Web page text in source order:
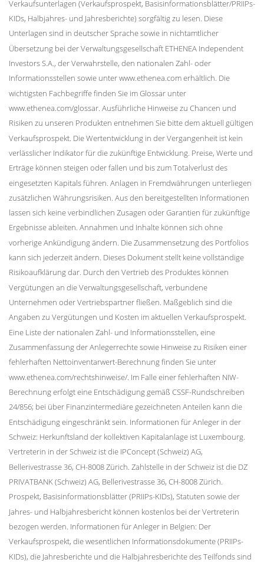
Verkaufsunterlagen (Verkaufsprospekt, Basisinformationsblätter/PRIIPs-
KIDs, Halbjahres- und Jahresberichte) sorgfältig zu lesen. Diese
Unterlagen sind in deutscher Sprache sowie in nichtamtlicher
Übersetzung bei der Verwaltungsgesellschaft ETHENEA Independent
Investors S.A., der Verwahrstelle, den nationalen Zahl- oder
Informationsstellen sowie unter www.ethenea.com erhältlich. Die
wichtigsten Fachbegriffe finden Sie im Glossar unter
www.ethenea.com/glossar. Ausführliche Hinweise zu Chancen und
Risiken zu unseren Produkten entnehmen Sie bitte dem aktuell gültigen
Verkaufsprospekt. Die Wertentwicklung in der Vergangenheit ist kein
verlässlicher Indikator für die zukünftige Entwicklung. Preise, Werte und
Erträge können steigen oder fallen und bis zum Totalverlust des
eingesetzten Kapitals führen. Anlagen in Fremdwährungen unterliegen
zusätzlichen Währungsrisiken. Aus den bereitgestellten Informationen
lassen sich keine verbindlichen Zusagen oder Garantien für zukünftige
Ergebnisse ableiten. Annahmen und Inhalte können sich ohne
vorherige Ankündigung ändern. Die Zusammensetzung des Portfolios
kann sich jederzeit ändern. Dieses Dokument stellt keine vollständige
Risikoaufklärung dar. Durch den Vertrieb des Produktes können
Vergütungen an die Verwaltungsgesellschaft, verbundene
Unternehmen oder Vertriebspartner fließen. Maßgeblich sind die
Angaben zu Vergütungen und Kosten im aktuellen Verkaufsprospekt.
Eine Liste der nationalen Zahl- und Informationsstellen, eine
Zusammenfassung der Anlegerrechte sowie Hinweise zu Risiken einer
fehlerhaften Nettoinventarwert-Berechnung finden Sie unter
www.ethenea.com/rechtshinweise/. Im Falle einer fehlerhaften NIW-
Berechnung erfolgt eine Entschädigung gemäß CSSF-Rundschreiben
24/856; bei über Finanzintermediäre gezeichneten Anteilen kann die
Entschädigung eingeschränkt sein. Informationen für Anleger in der
Schweiz: Herkunftsland der kollektiven Kapitalanlage ist Luxembourg.
Vertreterin in der Schweiz ist die IPConcept (Schweiz) AG,
Bellerivestrasse 36, CH-8008 Zürich. Zahlstelle in der Schweiz ist die DZ
PRIVATBANK (Schweiz) AG, Bellerivestrasse 36, CH-8008 Zürich.
Prospekt, Basisinformationsblätter (PRIIPs-KIDs), Statuten sowie der
Jahres- und Halbjahresbericht können kostenlos bei der Vertreterin
bezogen werden. Informationen für Anleger in Belgien: Der
Verkaufsprospekt, die wesentlichen Informationsdokumente (PRIIPs-
KIDs), die Jahresberichte und die Halbjahresberichte des Teilfonds sind